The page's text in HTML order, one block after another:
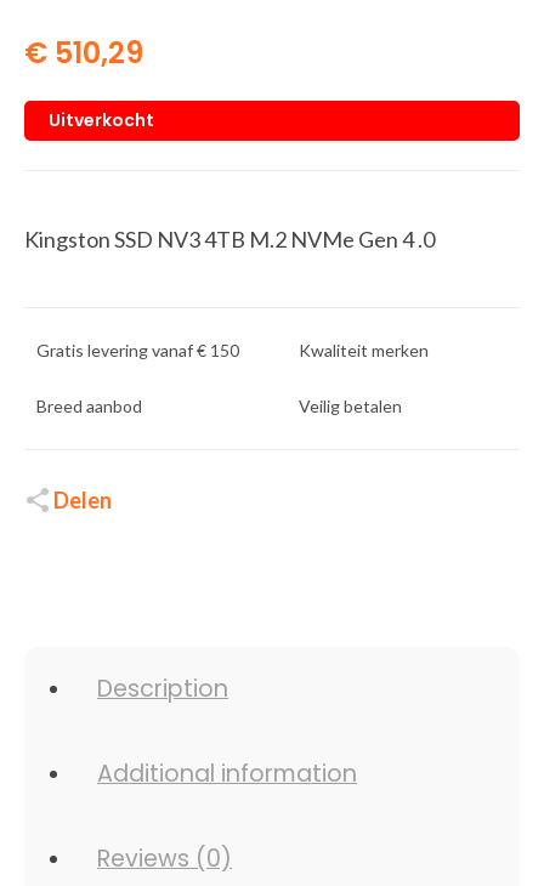
€ 510,29
Uitverkocht
Kingston SSD NV3 4TB M.2 NVMe Gen 4 .0
Gratis levering vanaf € 150 Kwaliteit merken
Breed aanbod Veilig betalen
Delen
Description
Additional information
Reviews (0)